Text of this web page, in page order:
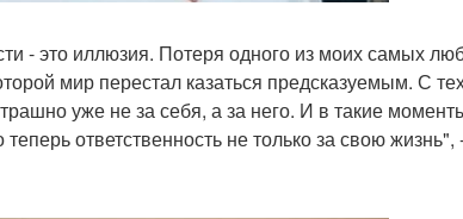
- это иллюзия. Потеря одного из моих самых
мир перестал казаться предсказуемым. С
уже не за себя, а за него. И в такие
ответственность не только за свою